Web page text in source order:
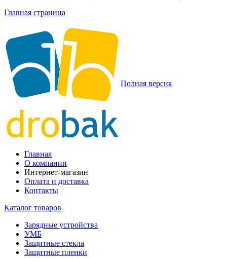
Главная страница
Полная версия
Главная
О компании
Интернет-магазин
Оплата и доставка
Контакты
Каталог товаров
Зарядные устройства
УМБ
Защитные стекла
Защитные пленки